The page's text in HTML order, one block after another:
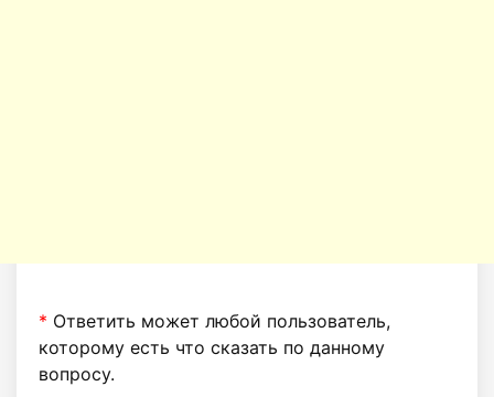
* Ответить может любой пользователь,
которому есть что сказать по данному
вопросу.